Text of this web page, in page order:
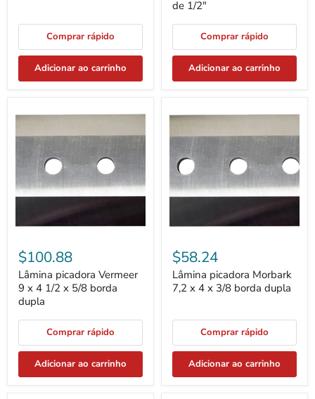
Comprar rápido
Adicionar ao carrinho
1/2"
de 1/2"
Comprar rápido
Adicionar ao carrinho
picadora
Vermeer
9
x
4
1/2
x
5/8
dupla
$100.88
Lâmina picadora Vermeer
9 x 4 1/2 x 5/8 borda
dupla
Comprar rápido
Adicionar ao carrinho
picadora
Morbark
7,2
3/8
borda
$58.24
Lâmina picadora Morbark
7,2 x 4 x 3/8 borda dupla
Comprar rápido
Adicionar ao carrinho